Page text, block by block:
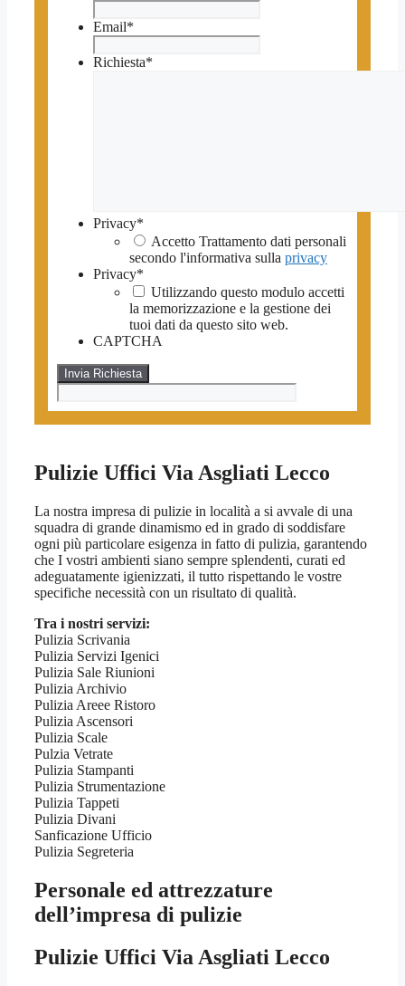
Email*
Richiesta*
Privacy*
Accetto Trattamento dati personali
secondo l'informativa sulla privacy
Privacy*
Utilizzando questo modulo accetti
la memorizzazione e la gestione dei
tuoi dati da questo sito web.
CAPTCHA
Pulizie Uffici Via Asgliati Lecco
La nostra impresa di pulizie in località a si avvale di una
squadra di grande dinamismo ed in grado di soddisfare
ogni più particolare esigenza in fatto di pulizia, garantendo
che I vostri ambienti siano sempre splendenti, curati ed
adeguatamente igienizzati, il tutto rispettando le vostre
specifiche necessità con un risultato di qualità.
Tra i nostri servizi:
Pulizia Scrivania
Pulizia Servizi Igenici
Pulizia Sale Riunioni
Pulizia Archivio
Pulizia Areee Ristoro
Pulizia Ascensori
Pulizia Scale
Pulzia Vetrate
Pulizia Stampanti
Pulizia Strumentazione
Pulizia Tappeti
Pulizia Divani
Sanficazione Ufficio
Pulizia Segreteria
Personale ed attrezzature
dell’impresa di pulizie
Pulizie Uffici Via Asgliati Lecco